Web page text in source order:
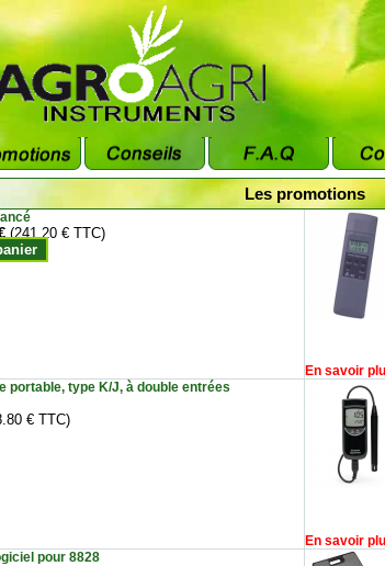
Les promotions
(241.20 € TTC)
En savoir
portable, type K/J, à double entrées
€ TTC)
En savoir
pour 8828